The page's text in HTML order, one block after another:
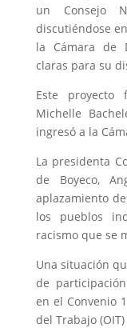
un Consejo
discutiéndose
la Cámara de
claras para su
Este proyecto
Michelle
ingresó a la
La presidenta
de Boyeco,
aplazamiento
los pueblos
racismo que se
Una situación
de
en el Convenio
del Trabajo